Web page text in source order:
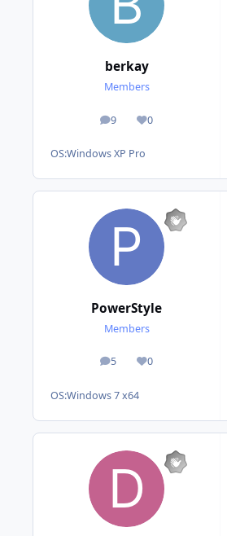
berkay
Members
9
posts 0
Reputation
OS:Windows XP Pro
PowerStyle
Members
5
posts 0
Reputation
OS:Windows 7 x64